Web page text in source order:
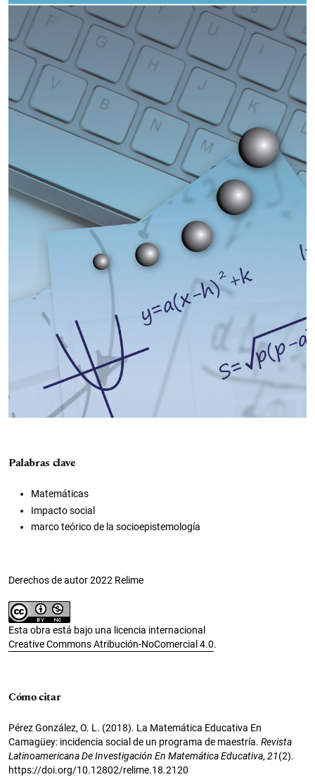
Palabras clave
Matemáticas
Impacto social
marco teórico de la socioepistemología
Derechos de autor 2022 Relime
Esta obra está bajo una licencia internacional
Creative Commons Atribución-NoComercial 4.0.
Cómo citar
Pérez González, O. L. (2018). La Matemática Educativa En
Camagüey: incidencia social de un programa de maestría. Revista
Latinoamericana De Investigación En Matemática Educativa, 21(2).
https://doi.org/10.12802/relime.18.2120